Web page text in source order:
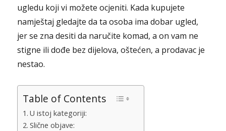
ugledu koji vi možete ocjeniti. Kada kupujete
namještaj gledajte da ta osoba ima dobar ugled,
jer se zna desiti da naručite komad, a on vam ne
stigne ili dođe bez dijelova, oštećen, a prodavac je
nestao.
Table of Contents
U istoj kategoriji:
Slične objave: